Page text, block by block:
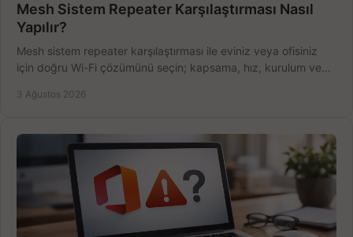
Mesh Sistem Repeater Karşılaştırması Nasıl
Yapılır?
Mesh sistem repeater karşılaştırması ile eviniz veya ofisiniz
için doğru Wi-Fi çözümünü seçin; kapsama, hız, kurulum ve
3 Ağustos 2026